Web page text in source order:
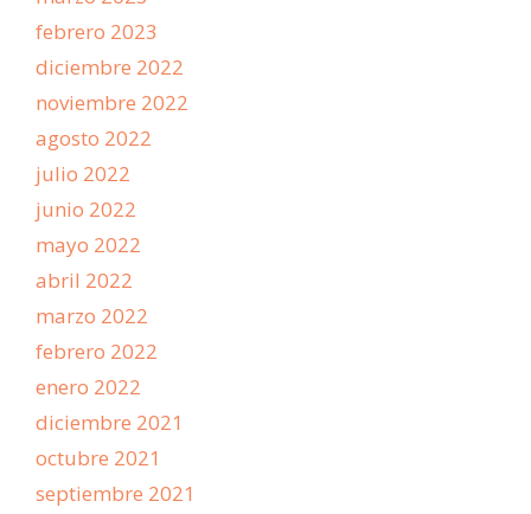
febrero 2023
diciembre 2022
noviembre 2022
agosto 2022
julio 2022
junio 2022
mayo 2022
abril 2022
marzo 2022
febrero 2022
enero 2022
diciembre 2021
octubre 2021
septiembre 2021